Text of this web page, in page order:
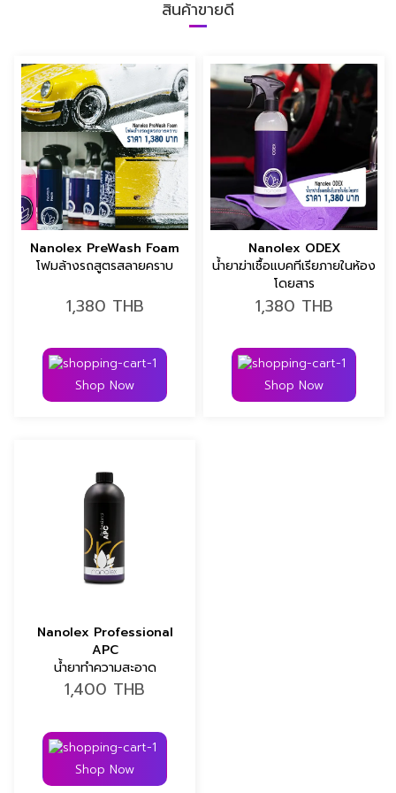
สินค้าขายดี
Nanolex PreWash Foam
โฟมล้างรถสูตรสลายคราบ
1,380 THB
Shop Now
Nanolex ODEX
น้ำยาฆ่าเชื้อแบคทีเรียภายในห้อง
โดยสาร
1,380 THB
Shop Now
Nanolex Professional
APC
น้ำยาทำความสะอาด
อเนกประสงค์
1,400 THB
Shop Now